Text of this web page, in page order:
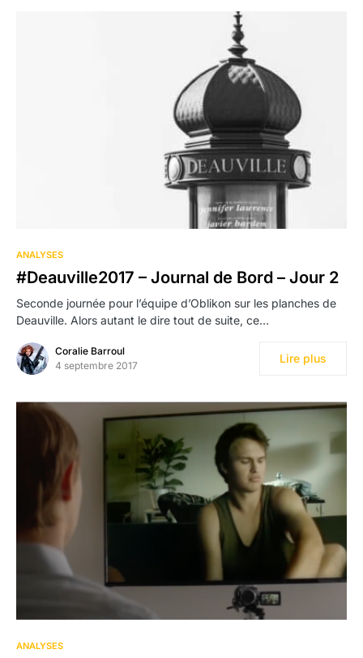
ANALYSES
#Deauville2017 – Journal de Bord – Jour 2
Seconde journée pour l’équipe d’Oblikon sur les planches de
Deauville. Alors autant le dire tout de suite, ce…
Coralie Barroul
4 septembre 2017
Lire plus
ANALYSES